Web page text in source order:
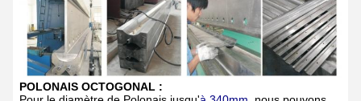
POLONAIS OCTOGONAL :